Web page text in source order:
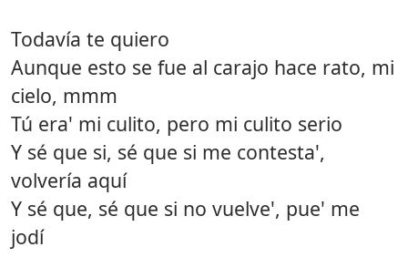
Todavía te quiero
Aunque esto se fue al carajo hace rato, mi
cielo, mmm
Tú era' mi culito, pero mi culito serio
Y sé que si, sé que si me contesta',
volvería aquí
Y sé que, sé que si no vuelve', pue' me
jodí